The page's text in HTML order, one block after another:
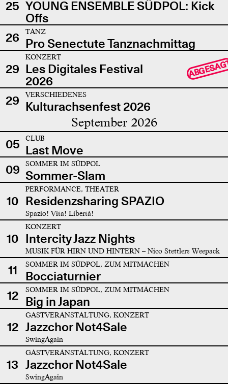
25 YOUNG ENSEMBLE SÜDPOL: Kick
Offs
26
TANZ
Pro Senectute Tanznachmittag
29
KONZERT
Les Digitales Festival
2026
29 VERSCHIEDENES
Kulturachsenfest 2026
September 2026
05 CLUB
Last Move
09
SOMMER IM SÜDPOL
Sommer-Slam
10
PERFORMANCE, THEATER
Residenzsharing SPAZIO
Spazio! Vita! Libertà!
10
KONZERT
Intercity Jazz Nights
MUSIK FÜR HIRN UND HINTERN – Nico Stettlers Weepack
11 SOMMER IM SÜDPOL, ZUM MITMACHEN
Bocciaturnier
12
SOMMER IM SÜDPOL, ZUM MITMACHEN
Big in Japan
12
GASTVERANSTALTUNG, KONZERT
Jazzchor Not4Sale
SwingAgain
13
GASTVERANSTALTUNG, KONZERT
Jazzchor Not4Sale
SwingAgain